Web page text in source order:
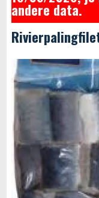
andere data.